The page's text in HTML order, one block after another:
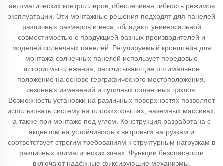
автоматических контроллеров, обеспечивая гибкость режимов
эксплуатации. Эти монтажные решения подходят для панелей
различных размеров и веса, обладают универсальной
совместимостью с продукцией разных производителей и
моделей солнечных панелей. Регулируемый кронштейн для
монтажа солнечных панелей использует передовые
алгоритмы слежения, рассчитывающие оптимальное
положение на основе географического местоположения,
сезонных изменений и суточных солнечных циклов.
Возможность установки на различных поверхностях позволяет
использовать систему на плоских крышах, наземных массивах,
а также при монтаже под углом. Конструкция разработана с
акцентом на устойчивость к ветровым нагрузкам и
соответствует строгим требованиям к структурным нагрузкам в
различных климатических зонах. Функции безопасности
включают надёжные фиксирующие механизмы,